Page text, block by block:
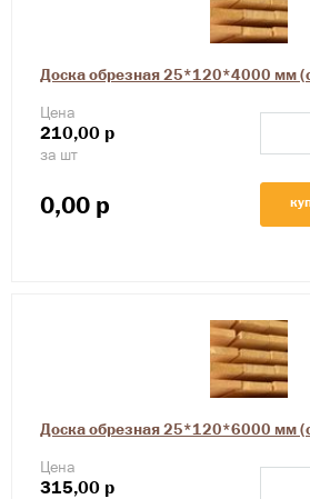
Доска обрезная 25*120*4000 мм
Цена
210,00 р
за шт
0,00 р
Доска обрезная 25*120*6000 мм
Цена
315,00 р